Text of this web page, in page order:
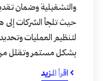
والتشغيلية وضمان
حيث تلجأ الشركات إلى
لتنظيم العمليات
بشكل مستمر وتقلل من
اقرأ المزيد